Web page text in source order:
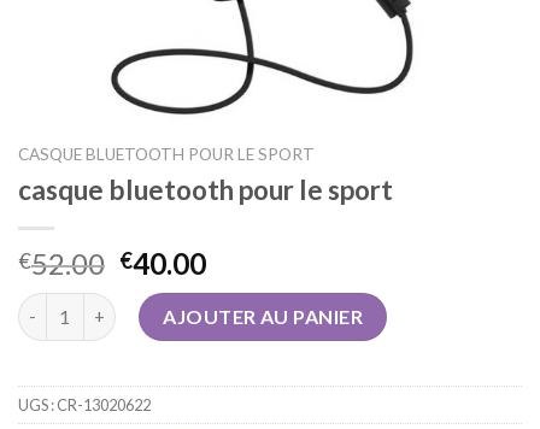
CASQUE BLUETOOTH POUR LE SPORT
casque bluetooth pour le sport
€52.00 €40.00
quantité de casque bluetooth pour le sport
AJOUTER AU PANIER
UGS :CR-13020622